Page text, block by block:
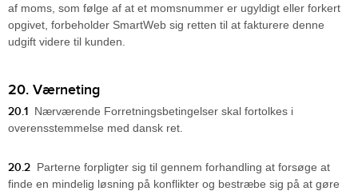
af moms, som følge af at et momsnummer er ugyldigt eller forkert
opgivet, forbeholder SmartWeb sig retten til at fakturere denne
udgift videre til kunden.
20. Værneting
20.1 Nærværende Forretningsbetingelser skal fortolkes i
overensstemmelse med dansk ret.
20.2 Parterne forpligter sig til gennem forhandling at forsøge at
finde en mindelig løsning på konflikter og bestræbe sig på at gøre